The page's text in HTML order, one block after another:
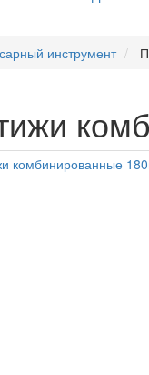
инструмент